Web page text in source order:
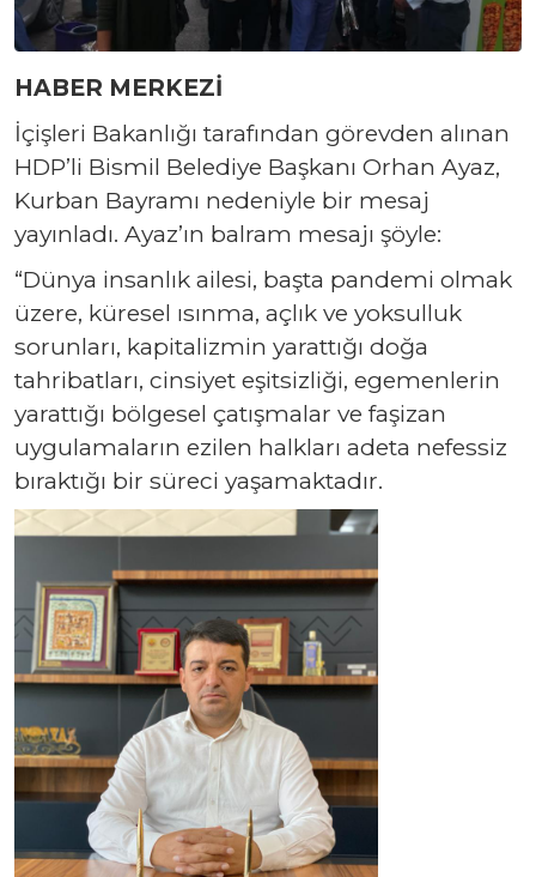
HABER MERKEZİ
İçişleri Bakanlığı tarafından görevden alınan
HDP’li Bismil Belediye Başkanı Orhan Ayaz,
Kurban Bayramı nedeniyle bir mesaj
yayınladı. Ayaz’ın balram mesajı şöyle:
“Dünya insanlık ailesi, başta pandemi olmak
üzere, küresel ısınma, açlık ve yoksulluk
sorunları, kapitalizmin yarattığı doğa
tahribatları, cinsiyet eşitsizliği, egemenlerin
yarattığı bölgesel çatışmalar ve faşizan
uygulamaların ezilen halkları adeta nefessiz
bıraktığı bir süreci yaşamaktadır.